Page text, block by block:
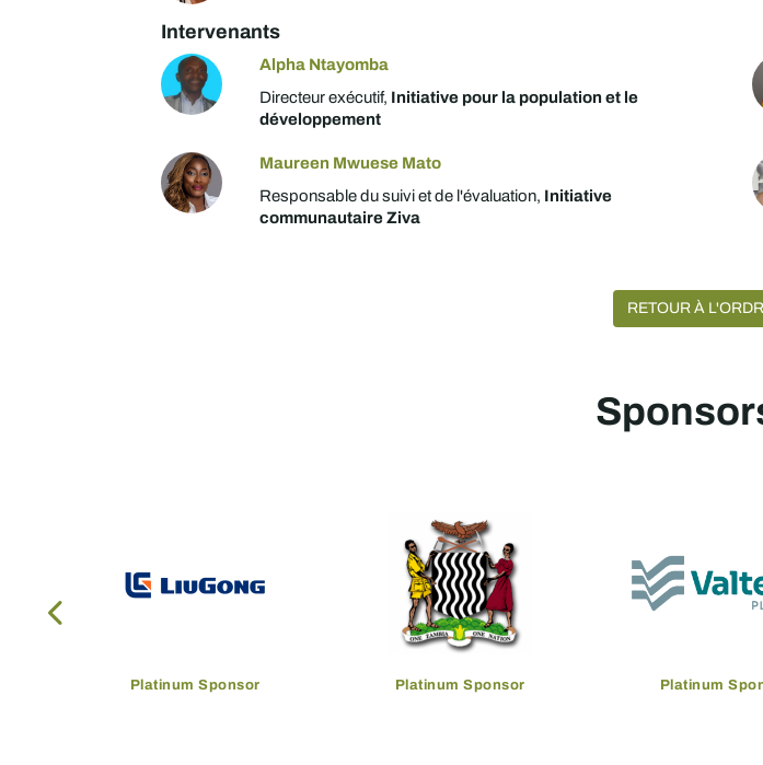
Intervenants
Alpha Ntayomba
Directeur exécutif, Initiative pour la population et le
développement
Maureen Mwuese Mato
Responsable du suivi et de l'évaluation, Initiative
communautaire Ziva
RETOUR À
Platinum Sponsor Platinum Sponsor Platinum